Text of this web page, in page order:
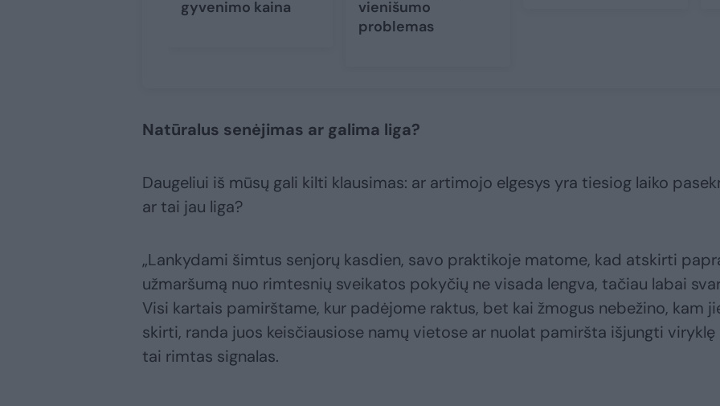
gyvenimo kaina
vienišumo
problemas
Natūralus senėjimas ar galima liga?
Daugeliui iš mūsų gali kilti klausimas: ar artimojo elgesys yra tiesiog laiko
ar tai jau liga?
„Lankydami šimtus senjorų kasdien, savo praktikoje matome, kad atskirti
užmaršumą nuo rimtesnių sveikatos pokyčių ne visada lengva, tačiau labai
Visi kartais pamirštame, kur padėjome raktus, bet kai žmogus nebežino, kam
skirti, randa juos keisčiausiose namų vietose ar nuolat pamiršta išjungti viryklę
tai rimtas signalas.